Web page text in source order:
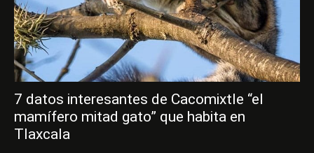
7 datos interesantes de Cacomixtle “el
mamífero mitad gato” que habita en
Tlaxcala